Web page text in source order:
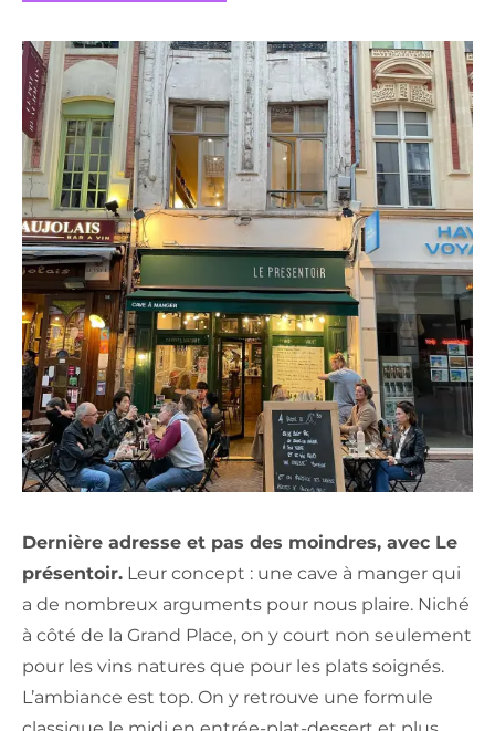
Dernière adresse et pas des moindres, avec Le
présentoir. Leur concept : une cave à manger qui
a de nombreux arguments pour nous plaire. Niché
à côté de la Grand Place, on y court non seulement
pour les vins natures que pour les plats soignés.
L’ambiance est top. On y retrouve une formule